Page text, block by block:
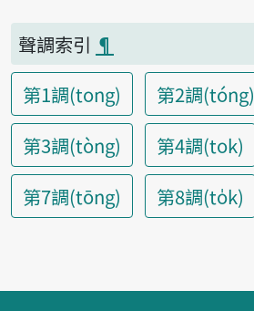
聲調索引 ¶
第1調(tong)
第2調(tóng)
第3調(tòng)
第4調(tok)
第7調(tōng)
第8調(to̍k)